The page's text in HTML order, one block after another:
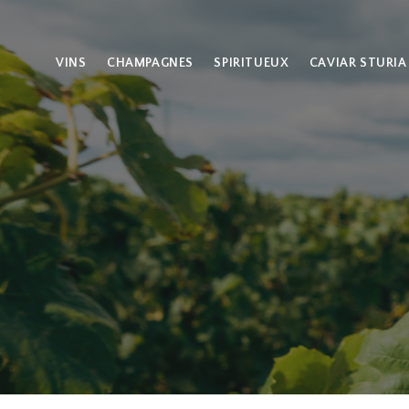
VINS CHAMPAGNES SPIRITUEUX CAVIAR STURIA